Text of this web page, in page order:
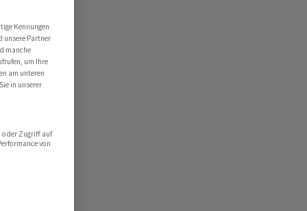
Kennungen
unsere Partner
manche
um Ihre
am unteren
in unserer
oder Zugriff auf
von